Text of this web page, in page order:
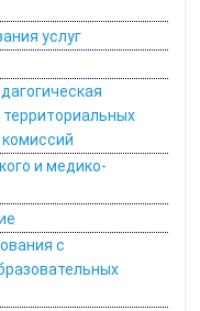
услуг
и медико-
с